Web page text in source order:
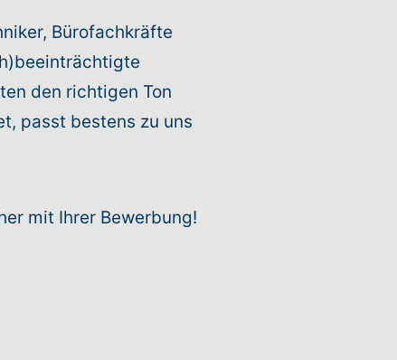
Bürofachkräfte
den richtigen Ton
passt bestens zu uns
mit Ihrer Bewerbung!